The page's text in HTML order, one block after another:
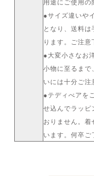
用途にご使用の
●サイズ違いや
となり、送料
ります。ご注意
●大変小さなお
小物に至るまで
いには十分ご注
●テディべアを
せ込んでラッピ
おりません。着
います。何卒ご